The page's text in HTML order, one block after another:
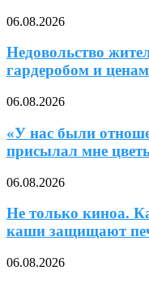
06.08.2026
Недовольство
гардеробом и
06.08.2026
«У нас были
присылал мне
06.08.2026
Не только киноа.
каши защищают
06.08.2026